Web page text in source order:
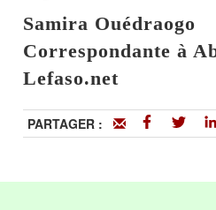
Samira Ouédraogo
Correspondante à
Lefaso.net
PARTAGER :